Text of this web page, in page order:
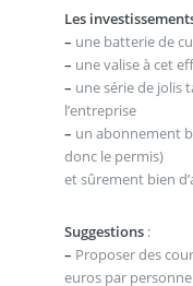
Les
– une batterie de
– une valise à cet
– une série de jolis
l’entreprise
– un abonnement
donc le permis)
et sûrement bien
Suggestions:
– Proposer des
euros par